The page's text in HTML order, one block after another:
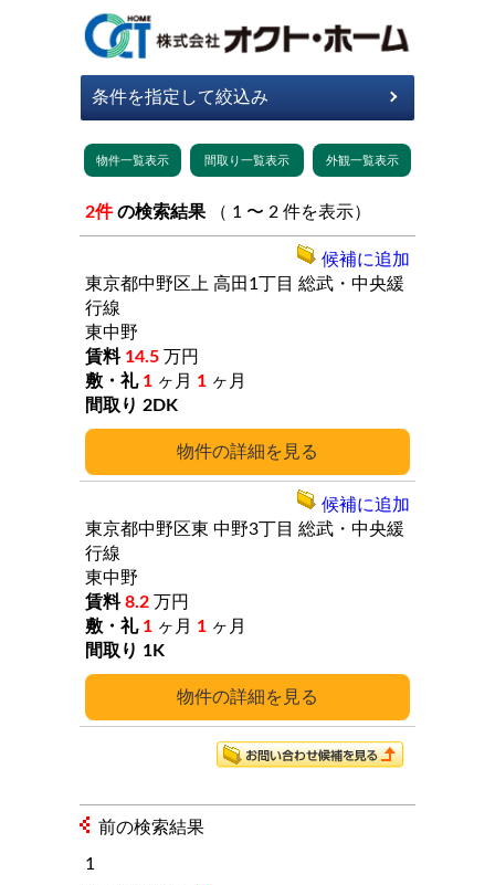
2件 の検索結果 （ 1 〜 2 件を表示）
詳細
東京都中野区上 高田1丁目 総武・中央緩
行線
東中野
14.5 万円
1 ヶ月 1 ヶ月
2DK
候補に追加
詳細
東京都中野区東 中野3丁目 総武・中央緩
行線
東中野
8.2 万円
1 ヶ月 1 ヶ月
1K
候補に追加
前の検索結果
1